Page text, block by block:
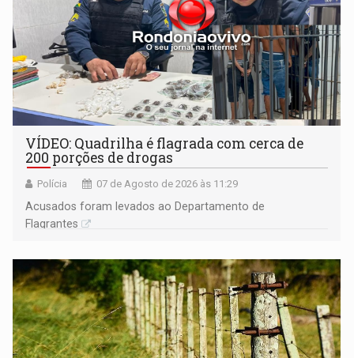
VÍDEO: Quadrilha é flagrada com cerca de
200 porções de drogas
Polícia 07 de Agosto de 2026 às 11:29
Acusados foram levados ao Departamento de
Flagrantes